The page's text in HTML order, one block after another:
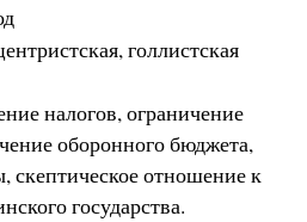
голлистская
налогов, ограничение
оборонного бюджета,
скептическое отношение к
государства.